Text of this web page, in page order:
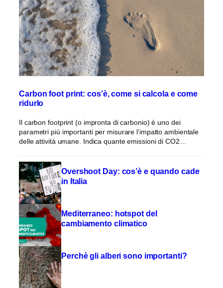
Carbon foot print: cos’è, come si calcola e come
ridurlo
Il carbon footprint (o impronta di carbonio) è uno dei
parametri più importanti per misurare l’impatto ambientale
delle attività umane. Indica quante emissioni di CO2…
Overshoot Day: cos’è e quando cade
in Italia
Mediterraneo: hotspot del
cambiamento climatico
Perchè gli alberi sono importanti?